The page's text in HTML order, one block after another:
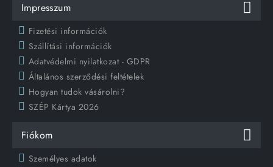
Impresszum
Fizetési információk
Szállítási információk
Adatvédelmi nyilatkozat - GDPR
Általános szerződési feltételek
Hogyan tudok vásárolni?
SZÉP Kártya 2026
Fiókom
Személyes adatok